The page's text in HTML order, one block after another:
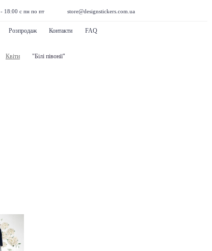
18:00 с пн по пт store@designstickers.com.ua
Розпродаж Контакти FAQ
Квіти "Білі півонії"